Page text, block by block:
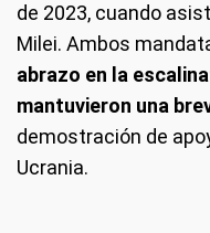
de 2023, cuando
Milei. Ambos
abrazo en la
mantuvieron una
demostración de
Ucrania.